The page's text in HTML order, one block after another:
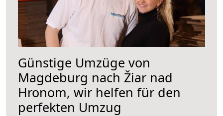
Günstige Umzüge von
Magdeburg nach Žiar nad
Hronom, wir helfen für den
perfekten Umzug